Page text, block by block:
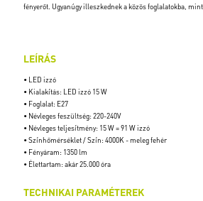
fényerőt. Ugyanúgy illeszkednek a közös foglalatokba,
LEÍRÁS
• LED izzó
• Kialakítás: LED izzó 15 W
• Foglalat: E27
• Névleges feszültség: 220-240V
• Névleges teljesítmény: 15 W = 91 W izzó
• Színhőmérséklet / Szín: 4000K - meleg fehér
• Fényáram: 1350 lm
• Élettartam: akár 25.000 óra
TECHNIKAI PARAMÉTEREK